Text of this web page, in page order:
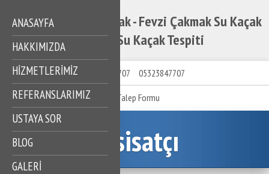
Fevzi Çakmak Su Kaçak - Fevzi Çakmak Su Kaçak
Bulma ve Su Kaçak Tespiti
ANASAYFA
HAKKIMIZDA
HIZMETLERIMIZ
REFERANSLARIMIZ
USTAYA SOR
BLOG
GALERİ
05323847707 05323847707
Talep Formu
Tesisatçı